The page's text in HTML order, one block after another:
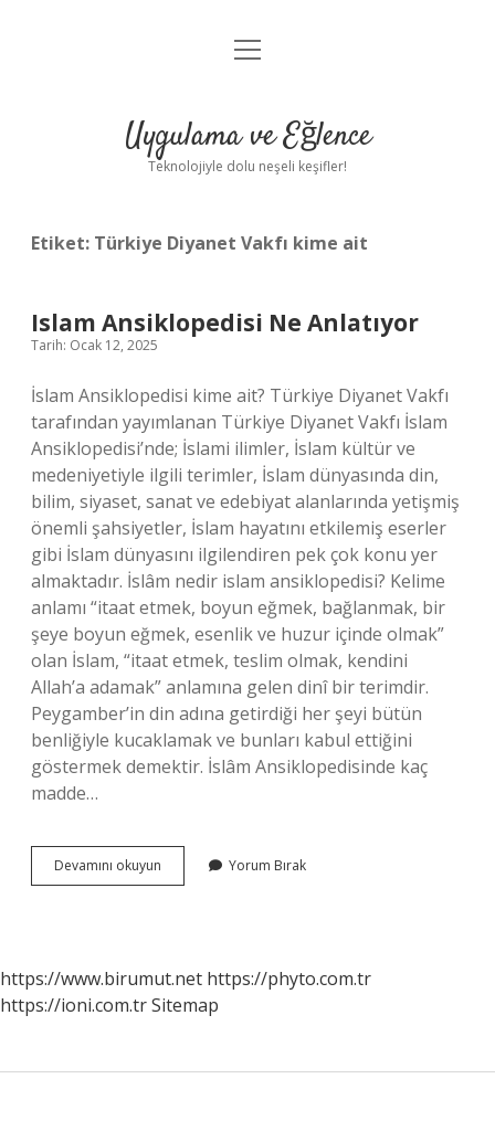
Anasayfa
Yasal Uyarı
menüyü
Uygulama ve Eğlence
Teknolojiyle dolu neşeli keşifler!
Etiket: Türkiye Diyanet Vakfı kime ait
Islam Ansiklopedisi Ne Anlatıyor
Tarih: Ocak 12, 2025
İslam Ansiklopedisi kime ait? Türkiye Diyanet Vakfı
tarafından yayımlanan Türkiye Diyanet Vakfı İslam
Ansiklopedisi’nde; İslami ilimler, İslam kültür ve
medeniyetiyle ilgili terimler, İslam dünyasında din,
bilim, siyaset, sanat ve edebiyat alanlarında yetişmiş
önemli şahsiyetler, İslam hayatını etkilemiş eserler
gibi İslam dünyasını ilgilendiren pek çok konu yer
almaktadır. İslâm nedir islam ansiklopedisi? Kelime
anlamı “itaat etmek, boyun eğmek, bağlanmak, bir
şeye boyun eğmek, esenlik ve huzur içinde olmak”
olan İslam, “itaat etmek, teslim olmak, kendini
Allah’a adamak” anlamına gelen dinî bir terimdir.
Peygamber’in din adına getirdiği her şeyi bütün
benliğiyle kucaklamak ve bunları kabul ettiğini
göstermek demektir. İslâm Ansiklopedisinde kaç
madde…
Devamını okuyun
Ansiklopedisi
Yorum Bırak
https://www.birumut.net https://phyto.com.tr
https://ioni.com.trSitemap